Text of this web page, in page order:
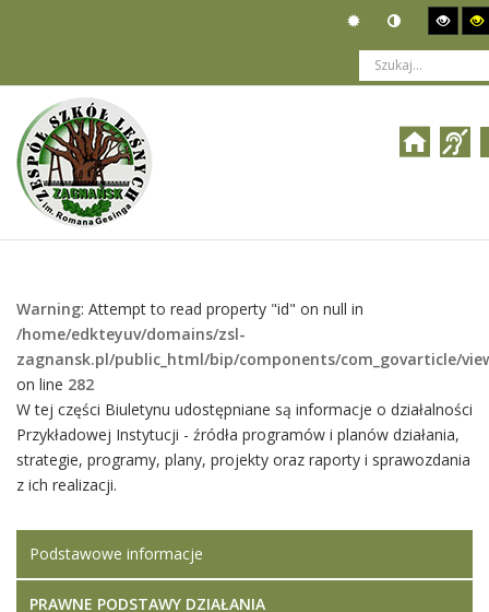
Jesteś tutaj: Organizacja
ROOT > Biuletyn Informacji Publicznej
Warning: Attempt to read property "id" on null in
/home/edkteyuv/domains/zsl-
zagnansk.pl/public_html/bip/components/com_govarticle/
on line 282
W tej części Biuletynu udostępniane są informacje o działalności
Przykładowej Instytucji - źródła programów i planów działania,
strategie, programy, plany, projekty oraz raporty i sprawozdania
z ich realizacji.
Podstawowe informacje
PRAWNE PODSTAWY DZIAŁANIA